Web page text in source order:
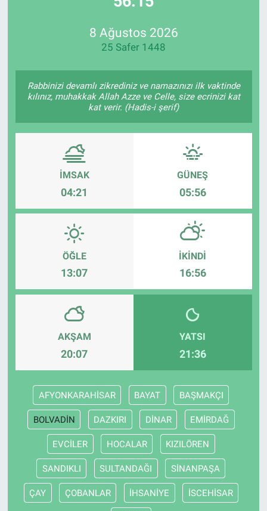
8 Ağustos 2026
25 Safer 1448
Rabbinizi devamlı zikrediniz ve namazınızı ilk vaktinde
kılınız, muhakkak Allah Azze ve Celle, size ecrinizi kat
kat verir. (Hadis-i şerif)
İMSAK
04:21
GÜNEŞ
05:56
ÖĞLE
13:07
İKINDI
16:56
AKŞAM
20:07
YATSI
21:36
AFYONKARAHİSAR BAYAT BAŞMAKÇI
BOLVADİN DAZKIRI DİNAR EMİRDAĞ
EVCİLER HOCALAR KIZILÖREN
SANDIKLI SULTANDAĞI SİNANPAŞA
ÇAY ÇOBANLAR İHSANİYE İSCEHİSAR
Özel Haberler
Erişim Bilgileri
Sağlık
Ramazan